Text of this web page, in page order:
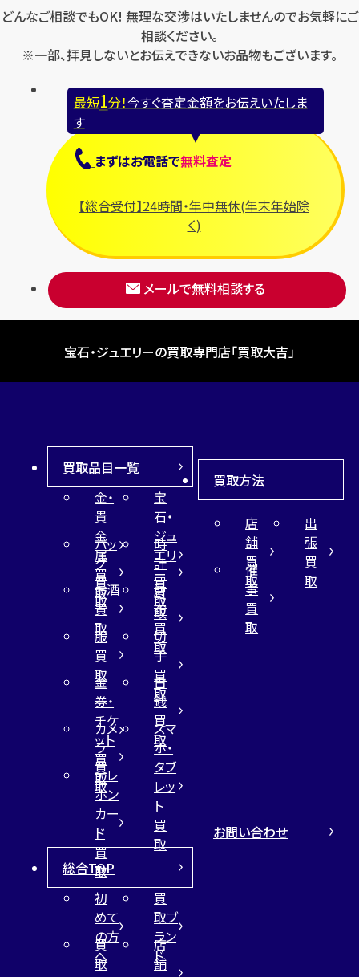
どんなご相談でもOK! 無理な交渉はいたしませんのでお気軽にご
相談ください。
※一部、拝見しないとお伝えできないお品物もございます。
最短1分！今すぐ査定金額をお伝えいたしま
す
まずはお電話で無料査定
【総合受付】24時間・年中無休(年末年始除
く)
メールで無料相談する
宝石・ジュエリーの買取専門店「買取大吉」
買取品目一覧
金・
貴
金
属
買
取
宝
石・
ジュ
エリ
ー
買
取
バッ
グ
買
取
時
計
買
取
お酒
買
取
財
布
買
取
服
買
取
切
手
買
取
金
券・
チケ
ット
買
取
古
銭
買
取
カメ
ラ
買
取
スマ
ホ・
タブ
レッ
ト
買
取
テレ
ホン
カー
ド
買
取
買取方法
店
舗
買
取
出
張
買
取
催
事
買
取
総合TOP
初
めて
の方
へ
買
取ブ
ラン
ド
買
取
店
舗
お問い合わせ